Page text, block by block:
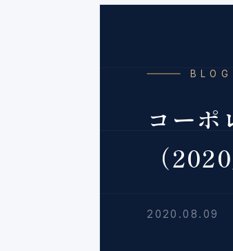
BLOG
コーポ
（
2020.08.09